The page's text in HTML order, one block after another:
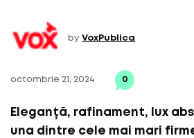
by VoxPublica
octombrie 21, 2024 0
Eleganță, rafinament, lux
una dintre cele mai mari